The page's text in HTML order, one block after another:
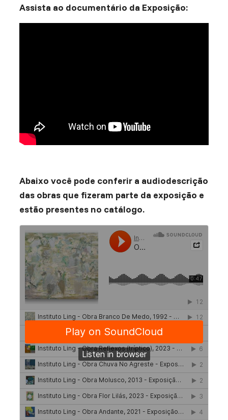
Assista ao documentário da Exposição:
Abaixo você pode conferir a audiodescrição
das obras que fizeram parte da exposição e
estão presentes no catálogo.